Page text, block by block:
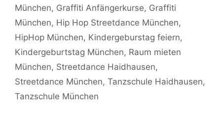
München, Graffiti Anfängerkurse, Graffiti
München, Hip Hop Streetdance München,
HipHop München, Kindergeburstag feiern,
Kindergeburtstag München, Raum mieten
München, Streetdance Haidhausen,
Streetdance München, Tanzschule Haidhausen,
Tanzschule München